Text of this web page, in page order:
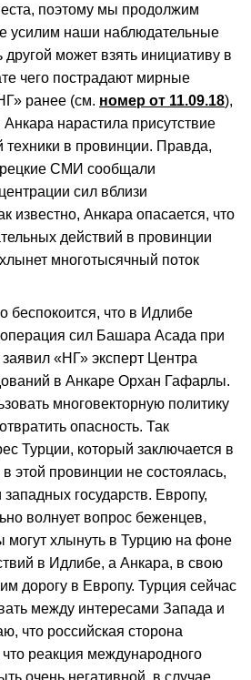
поэтому мы продолжим
усилим наши наблюдательные
другой может взять инициативу в
чего пострадают мирные
ранее (см. номер от 11.09.18),
нарастила присутствие
техники в провинции. Правда,
СМИ сообщали
сил вблизи
известно, Анкара опасается, что
действий в провинции
многотысячный поток
беспокоится, что в Идлибе
сил Башара Асада при
«НГ» эксперт Центра
в Анкаре Орхан Гафарлы.
многовекторную политику
опасность. Так
Турции, который заключается в
этой провинции не состоялась,
государств. Европу,
волнует вопрос беженцев,
могут хлынуть в Турцию на фоне
в Идлибе, а Анкара, в свою
дорогу в Европу. Турция сейчас
между интересами Запада и
что российская сторона
реакция международного
очень негативной, в случае